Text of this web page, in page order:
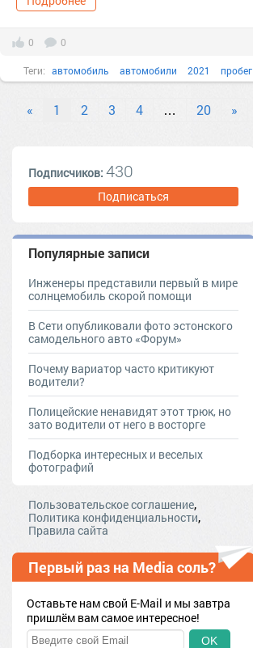
0 0
Теги: автомобиль автомобили 2021 пробег
« 1 2 3 4 … 20 »
Подписчиков: 430
Подписаться
Популярные записи
Инженеры представили первый в мире
солнцемобиль скорой помощи
В Сети опубликовали фото эстонского
самодельного авто «Форум»
Почему вариатор часто критикуют
водители?
Полицейские ненавидят этот трюк, но
зато водители от него в восторге
Подборка интересных и веселых
фотографий
Пользовательское соглашение,
Политика конфиденциальности,
Правила сайта
Первый раз на Media соль?
Оставьте нам свой E-Mail и мы завтра
пришлём вам самое интересное!
OK